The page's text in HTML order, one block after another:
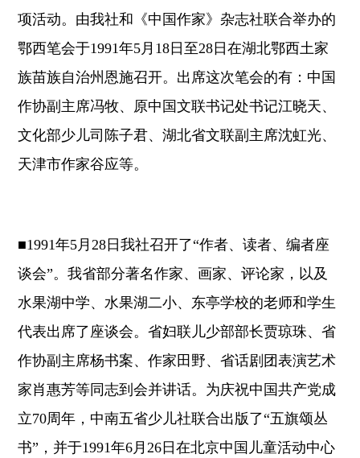
项活动。由我社和《中国作家》杂志社联合举办的
鄂西笔会于1991年5月18日至28日在湖北鄂西土家
族苗族自治州恩施召开。出席这次笔会的有：中国
作协副主席冯牧、原中国文联书记处书记江晓天、
文化部少儿司陈子君、湖北省文联副主席沈虹光、
天津市作家谷应等。
■1991年5月28日我社召开了“作者、读者、编者座
谈会”。我省部分著名作家、画家、评论家，以及
水果湖中学、水果湖二小、东亭学校的老师和学生
代表出席了座谈会。省妇联儿少部部长贾琼珠、省
作协副主席杨书案、作家田野、省话剧团表演艺术
家肖惠芳等同志到会并讲话。为庆祝中国共产党成
立70周年，中南五省少儿社联合出版了“五旗颂丛
书”，并于1991年6月26日在北京中国儿童活动中心